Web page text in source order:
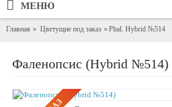
МЕНЮ
Главная Цветущие под заказ Phal. Hybrid №514
Фаленопсис (Hybrid №514)